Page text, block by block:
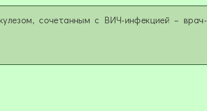
сочетанным с ВИЧ-инфекцией – врач-